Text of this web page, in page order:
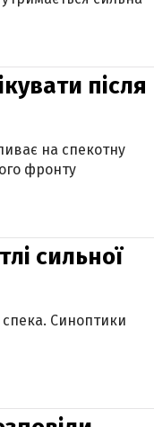
після
на спекотну
фронту
сильної
Синоптики